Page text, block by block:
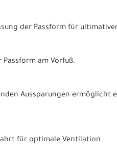
der Passform für
am Vorfuß.
Aussparungen ermöglicht
für optimale Ventilation.